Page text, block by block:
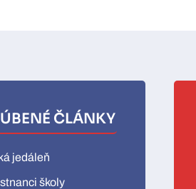
ČLÁNKY
jedáleň
školy